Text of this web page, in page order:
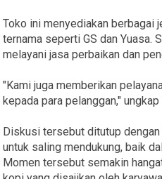
Toko ini menyediakan berbagai
ternama seperti GS dan Yuasa.
melayani jasa perbaikan dan
"Kami juga memberikan
kepada para pelanggan," ungkap
Diskusi tersebut ditutup
untuk saling mendukung, baik
Momen tersebut semakin